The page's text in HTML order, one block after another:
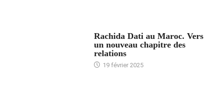
Rachida Dati au Maroc. Vers
un nouveau chapitre des
relations
19 février 2025